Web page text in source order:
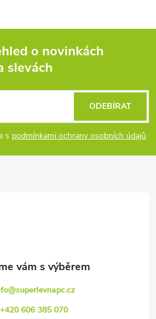
o novinkách
slevách
s podmínkami ochrany osobních údajů
ODEBÍRAT
@superlevnapc.cz
+420 606 385 070